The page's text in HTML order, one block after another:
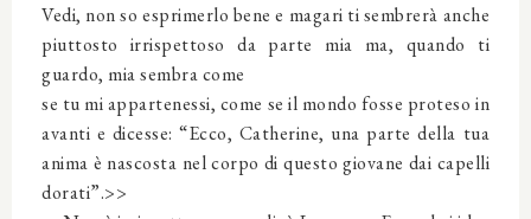
Vedi, non so esprimerlo bene e magari ti sembrerà anche
piuttosto irrispettoso da parte mia ma, quando ti
guardo, mia sembra come
se tu mi appartenessi, come se il mondo fosse proteso in
avanti e dicesse: “Ecco, Catherine, una parte della tua
anima è nascosta nel corpo di questo giovane dai capelli
dorati”.>>